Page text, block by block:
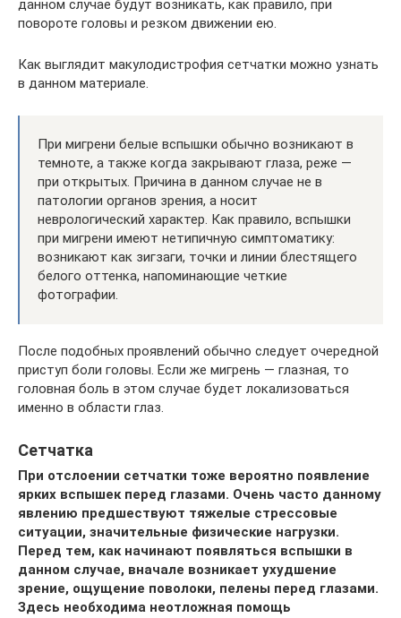
данном случае будут возникать, как правило, при
повороте головы и резком движении ею.
Как выглядит макулодистрофия сетчатки можно узнать
в данном материале.
При мигрени белые вспышки обычно возникают в
темноте, а также когда закрывают глаза, реже —
при открытых. Причина в данном случае не в
патологии органов зрения, а носит
неврологический характер. Как правило, вспышки
при мигрени имеют нетипичную симптоматику:
возникают как зигзаги, точки и линии блестящего
белого оттенка, напоминающие четкие
фотографии.
После подобных проявлений обычно следует очередной
приступ боли головы. Если же мигрень — глазная, то
головная боль в этом случае будет локализоваться
именно в области глаз.
Сетчатка
При отслоении сетчатки тоже вероятно появление
ярких вспышек перед глазами. Очень часто данному
явлению предшествуют тяжелые стрессовые
ситуации, значительные физические нагрузки.
Перед тем, как начинают появляться вспышки в
данном случае, вначале возникает ухудшение
зрение, ощущение поволоки, пелены перед глазами.
Здесь необходима неотложная помощь